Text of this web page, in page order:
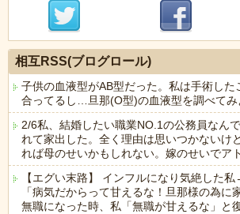
相互RSS(ブログロール)
子供の血液型がAB型だった。私は手術した
合ってるし…旦那(O型)の血液型を調べて
2/6私、結婚したい職業NO.1の公務員なん
れて家出した。全く理由は思いつかないけ
れば母のせいかもしれない。嫁のせいでア
【エグい末路】 インフルになり気絶した
「病気だからって甘えるな！旦那様の為に
無職になった時、私「無職が甘えるな」と